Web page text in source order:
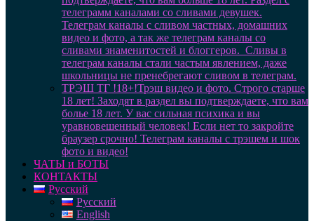
телеграмм каналами со сливами девушек.
Телеграм каналы с сливом частных, домашних
видео и фото, а так же телеграм каналы со
сливами знаменитостей и блоггеров. Сливы в
телеграм каналы стали частым явлением, даже
школьницы не пренебрегают сливом в телеграм.
ТРЭШ ТГ !18+!Трэш видео и фото. Строго старше
18 лет! Заходят в раздел вы подтверждаете, что вам
болье 18 лет. У вас сильная психика и вы
уравновешенный человек! Если нет то закройте
браузер срочно! Телеграм каналы с трэшем и шок
фото и видео!
ЧАТЫ и БОТЫ
КОНТАКТЫ
Русский
Русский
English